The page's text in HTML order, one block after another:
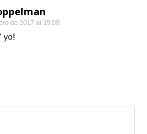
de 2017 at 15:08
yo!